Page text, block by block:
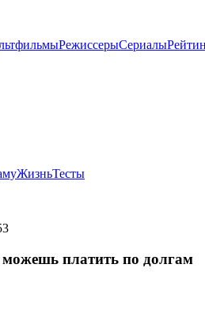
РежиссерыСериалы
ЖизньТесты
можешь платить по долгам